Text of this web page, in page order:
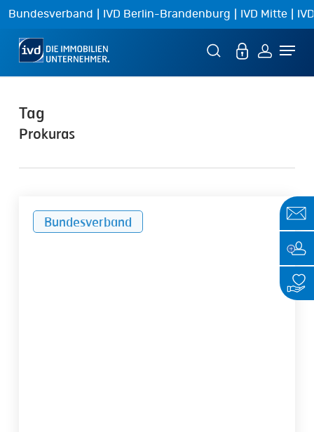
Skip
main
Bundesverband | IVD Berlin-Brandenburg | IVD Mitte |
Tag
Prokuras
Nachfolge-
Bundesverband